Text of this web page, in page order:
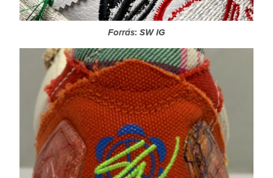
Forrás: SW IG